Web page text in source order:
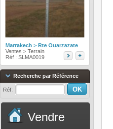
Marrakech > Rte Ouarzazate
Ventes > Terrain
Réf : SLMA0019
Recherche par Référence
Réf:
Vendre